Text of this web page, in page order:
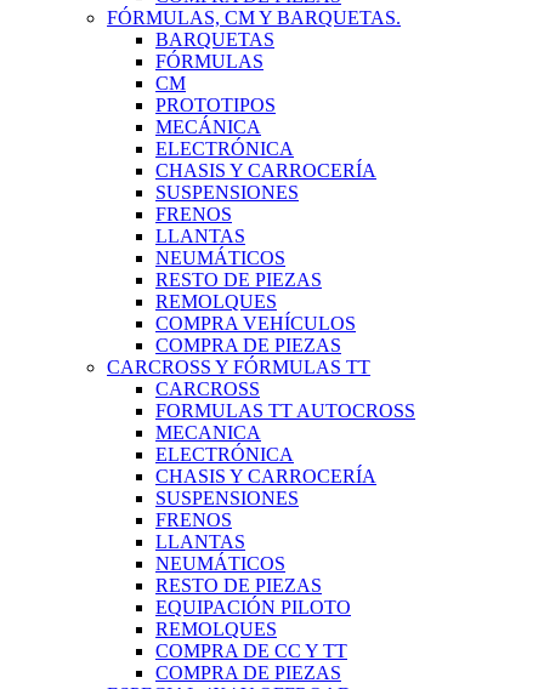
FÓRMULAS, CM Y BARQUETAS.
BARQUETAS
FÓRMULAS
CM
PROTOTIPOS
MECÁNICA
ELECTRÓNICA
CHASIS Y CARROCERÍA
SUSPENSIONES
FRENOS
LLANTAS
NEUMÁTICOS
RESTO DE PIEZAS
REMOLQUES
COMPRA VEHÍCULOS
COMPRA DE PIEZAS
CARCROSS Y FÓRMULAS TT
CARCROSS
FORMULAS TT AUTOCROSS
MECANICA
ELECTRÓNICA
CHASIS Y CARROCERÍA
SUSPENSIONES
FRENOS
LLANTAS
NEUMÁTICOS
RESTO DE PIEZAS
EQUIPACIÓN PILOTO
REMOLQUES
COMPRA DE CC Y TT
COMPRA DE PIEZAS